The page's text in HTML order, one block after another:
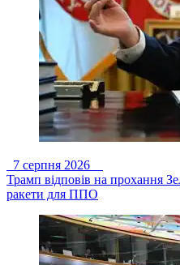
7 серпня 2026
Трамп відповів на прохання
ракети для ППО